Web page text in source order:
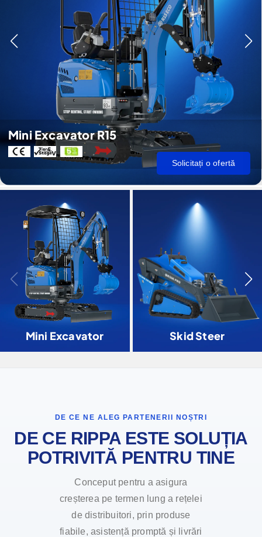
Mini Excavator R15
Solicitați o ofertă
Mini Excavator Skid Steer
DE CE NE ALEG PARTENERII NOȘTRI
DE CE RIPPA ESTE SOLUȚIA
POTRIVITĂ PENTRU TINE
Conceput pentru a asigura
creșterea pe termen lung a rețelei
de distribuitori, prin produse
fiabile, asistență promptă și livrări